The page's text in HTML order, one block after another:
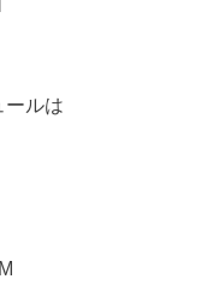
ールは